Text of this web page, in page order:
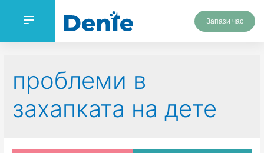
Запази час
проблеми в
захапката на дете